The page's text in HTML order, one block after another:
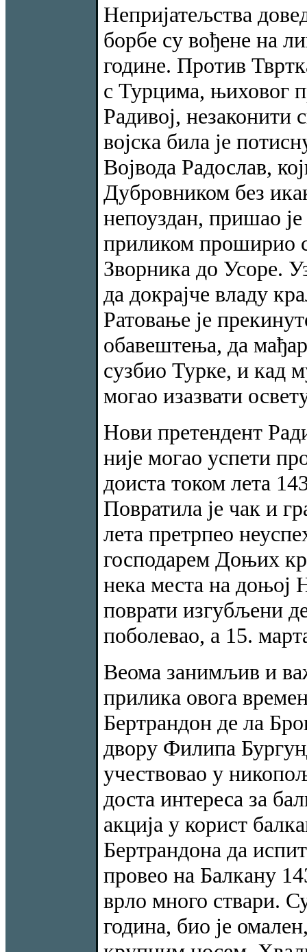
Непријатељства
борбе су вођене на
године. Против
с Турцима, њиховог
Радивој, незаконити
војска била је
Војвода Радослав,
Дубровником без
непоуздан, пришао
приликом проширио
Зворника до Усоре.
да докрајче владу
Ратовање је
обавештења, да
сузбио Турке, и кад
могао изазвати
Нови претендент
није могао успети
доиста током лета
Повратила је чак и
лета претрпео
господарем Доњих
нека места на доњој
поврати изгубљени
поболевао, а 15.
Веома занимљив и
прилика овога
Бертрандон де ла
двору Филипа
учествовао у
доста интереса за
акција у корист
Бертрандона да
провео на Балкану
врло много ствари.
година, био је